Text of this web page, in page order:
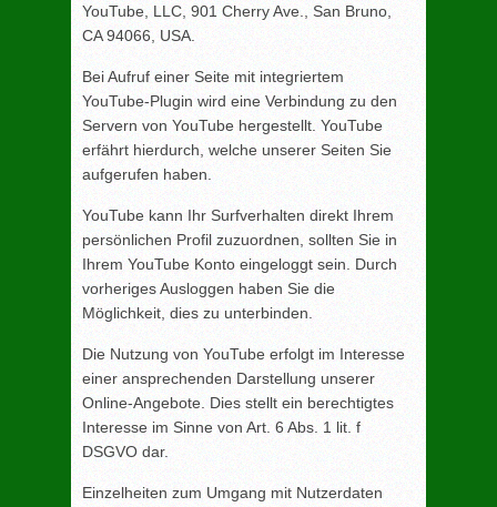
YouTube, LLC, 901 Cherry Ave., San Bruno,
CA 94066, USA.
Bei Aufruf einer Seite mit integriertem
YouTube-Plugin wird eine Verbindung zu den
Servern von YouTube hergestellt. YouTube
erfährt hierdurch, welche unserer Seiten Sie
aufgerufen haben.
YouTube kann Ihr Surfverhalten direkt Ihrem
persönlichen Profil zuzuordnen, sollten Sie in
Ihrem YouTube Konto eingeloggt sein. Durch
vorheriges Ausloggen haben Sie die
Möglichkeit, dies zu unterbinden.
Die Nutzung von YouTube erfolgt im Interesse
einer ansprechenden Darstellung unserer
Online-Angebote. Dies stellt ein berechtigtes
Interesse im Sinne von Art. 6 Abs. 1 lit. f
DSGVO dar.
Einzelheiten zum Umgang mit Nutzerdaten